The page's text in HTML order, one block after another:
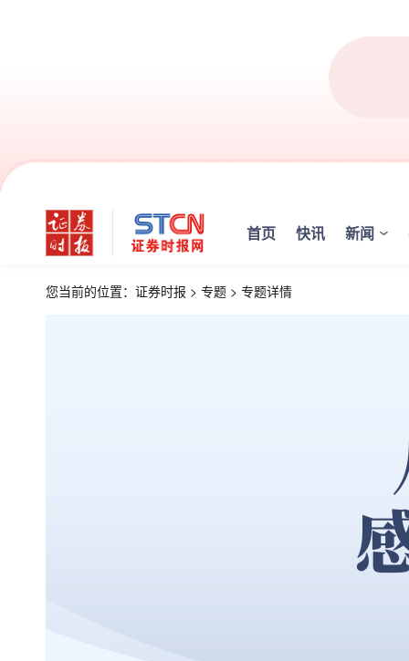
首页 快讯 新闻
您当前的位置： 证券时报 > 专题 > 专题详情